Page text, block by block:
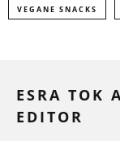
VEGANE SNACKS
ESRA TOK
EDITOR